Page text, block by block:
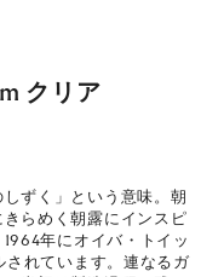
クリア
ずく」という意味。朝
らめく朝露にインスピ
年にオイバ・トイッ
されています。連なるガ